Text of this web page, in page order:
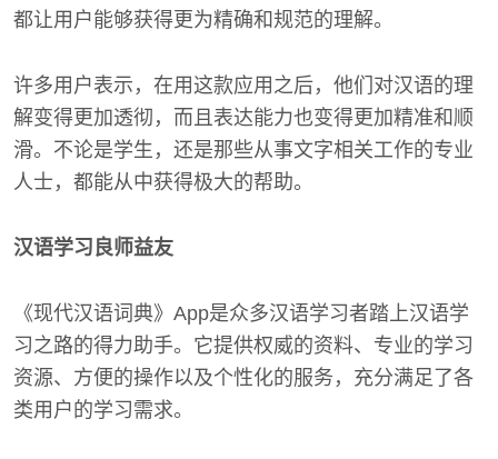
都让用户能够获得更为精确和规范的理解。
许多用户表示，在用这款应用之后，他们对汉语的理
解变得更加透彻，而且表达能力也变得更加精准和顺
滑。不论是学生，还是那些从事文字相关工作的专业
人士，都能从中获得极大的帮助。
汉语学习良师益友
《现代汉语词典》App是众多汉语学习者踏上汉语学
习之路的得力助手。它提供权威的资料、专业的学习
资源、方便的操作以及个性化的服务，充分满足了各
类用户的学习需求。